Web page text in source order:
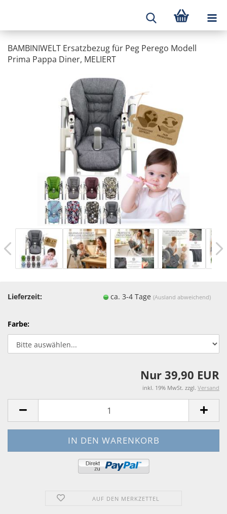
BAMBINIWELT Ersatzbezug für Peg Perego Modell
Prima Pappa Diner, MELIERT
Lieferzeit: ca. 3-4 Tage(Ausland abweichend)
Farbe:
Nur 39,90 EUR
inkl. 19% MwSt. zzgl. Versand
AUF DEN MERKZETTEL